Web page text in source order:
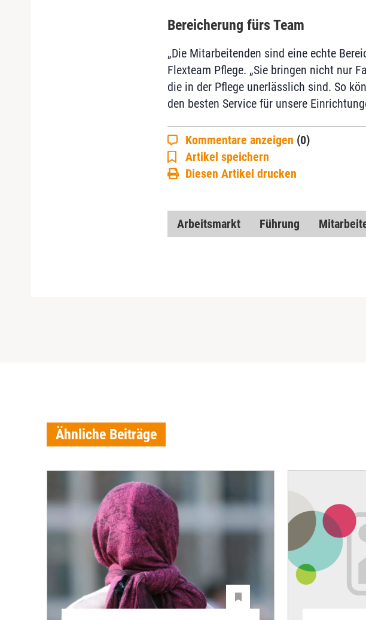
Bereicherung fürs Team
„Die Mitarbeitenden sind eine echte
Flexteam Pflege. „Sie bringen nicht nur
die in der Pflege unerlässlich sind. So
den besten Service für unsere
Kommentare anzeigen (0)
Artikel speichern
Diesen Artikel drucken
Arbeitsmarkt Führung
Ähnliche Beiträge